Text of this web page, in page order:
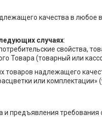
качества в
случаях:
свойства,
Товара (товарный или
товаров надлежащего
или
предъявления требования